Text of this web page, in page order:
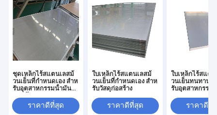
ชุดเหล็กไร้สแตนเลสม้
วนเย็นที่กําหนดเอง สําห
รับอุตสาหกรรมน้ํามัน
ราคาดีที่สุด
ใบเหล็กไร้สแตนเลสม้
วนเย็นที่กําหนดเอง สําห
รับวัสดุก่อสร้าง
ราคาดีที่สุด
ใบเหล็กไร้สแต
วนเย็นทนทานสู
รับอุตสาหกรรม
ราคาดีที่